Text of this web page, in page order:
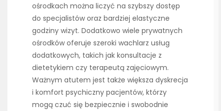
ośrodkach można liczyć na szybszy dostęp
do specjalistów oraz bardziej elastyczne
godziny wizyt. Dodatkowo wiele prywatnych
ośrodków oferuje szeroki wachlarz usług
dodatkowych, takich jak konsultacje z
dietetykiem czy terapeutą zajęciowym.
Ważnym atutem jest także większa dyskrecja
i komfort psychiczny pacjentów, którzy
mogą czuć się bezpiecznie i swobodnie